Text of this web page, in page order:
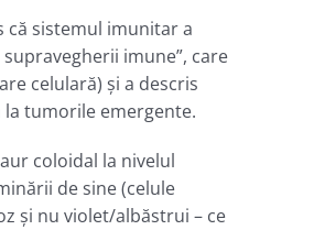
că sistemul imunitar a
imune”, care
celulară) și a descris
tumorile emergente.
coloidal la nivelul
de sine (celule
şi nu violet/albăstrui – ce